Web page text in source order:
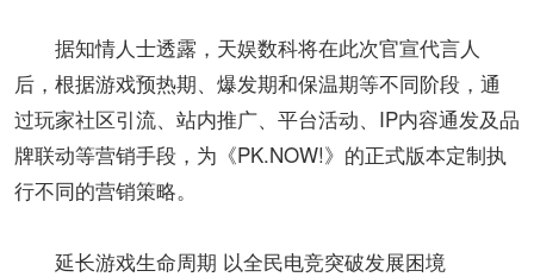
据知情人士透露，天娱数科将在此次官宣代言人
后，根据游戏预热期、爆发期和保温期等不同阶段，通
过玩家社区引流、站内推广、平台活动、IP内容通发及品
牌联动等营销手段，为《PK.NOW!》的正式版本定制执
行不同的营销策略。
延长游戏生命周期 以全民电竞突破发展困境